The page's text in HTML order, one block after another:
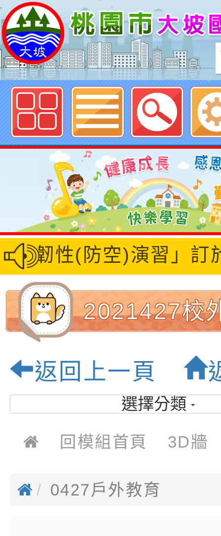
歡迎參觀：桃園市大坡國民小學網
韌性(防空)演習」訂
2021427校
桃園市大坡
學-優質校園
返回上一頁
選擇分類
回模組首頁 3D牆
0427戶外教育